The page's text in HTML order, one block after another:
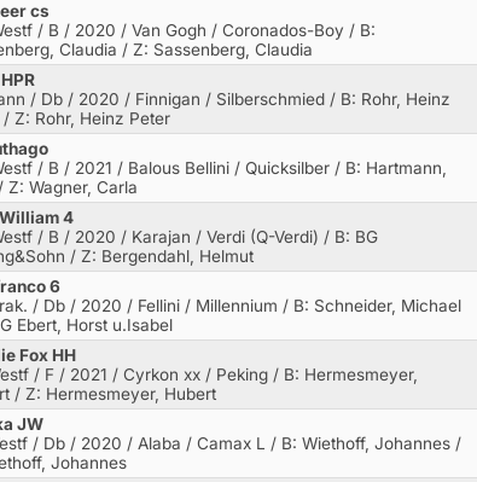
cs
/ B / 2020 / Van Gogh / Coronados-Boy / B:
Claudia / Z: Sassenberg, Claudia
/ Db / 2020 / Finnigan / Silberschmied/ B: Rohr, Heinz
/ Z: Rohr, Heinz Peter
/ B / 2021 / Balous Bellini / Quicksilber/ B: Hartmann,
Z: Wagner, Carla
4
/ B / 2020 / Karajan / Verdi (Q-Verdi) / B: BG
/ Z: Bergendahl, Helmut
6
/ Db / 2020 / Fellini / Millennium / B: Schneider, Michael
Ebert, Horst u.Isabel
Fox HH
/ F / 2021 / Cyrkon xx / Peking/ B: Hermesmeyer,
/ Z: Hermesmeyer, Hubert
JW
/ Db / 2020 / Alaba / Camax L
/ B: Wiethoff, Johannes /
Johannes